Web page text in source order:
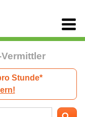
Stunde*